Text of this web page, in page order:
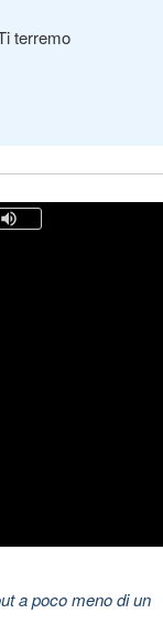
terremo
a poco meno di un